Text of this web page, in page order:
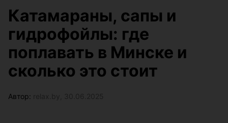
Катамараны, сапы и
гидрофойлы: где
поплавать в Минске и
сколько это стоит
Автор: